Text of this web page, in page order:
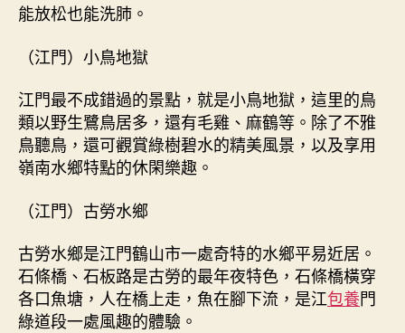
能放松也能洗肺。
（江門）小鳥地獄
江門最不成錯過的景點，就是小鳥地獄，這里的鳥
類以野生鷺鳥居多，還有毛雞、麻鶴等。除了不雅
鳥聽鳥，還可觀賞綠樹碧水的精美風景，以及享用
嶺南水鄉特點的休閑樂趣。
（江門）古勞水鄉
古勞水鄉是江門鶴山市一處奇特的水鄉平易近居。
石條橋、石板路是古勞的最年夜特色，石條橋橫穿
各口魚塘，人在橋上走，魚在腳下流，是江包養門
綠道段一處風趣的體驗。